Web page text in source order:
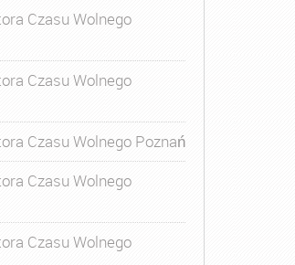
Czasu Wolnego
Czasu Wolnego
Czasu Wolnego Poznań
Czasu Wolnego
Czasu Wolnego